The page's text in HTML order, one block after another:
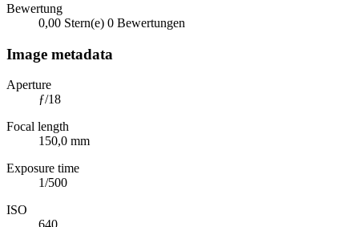
Bewertung
0,00 Stern(e) 0 Bewertungen
Image metadata
Aperture
ƒ/18
Focal length
150,0 mm
Exposure time
1/500
ISO